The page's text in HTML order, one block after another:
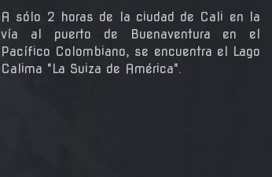
A sólo 2 horas de la ciudad de Cali en la
vía al puerto de Buenaventura en el
Pacífico Colombiano, se encuentra el Lago
Calima "La Suiza de América".